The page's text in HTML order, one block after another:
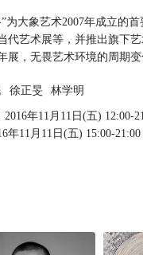
为大象艺术2007年成立的
代艺术展等，并推出旗下
展，无畏艺术环境的周期
推出沈少民、林学明、徐
绘画等创作为主，参与过
语境的他将展出「脚手架
一种对生存意义的语汇，
文人感慨，作品不拘泥于
参加威尼斯双年展，在
徐正旻 林学明
年11月11日(五) 12:00-
年11月11日(五) 15:00-21:00